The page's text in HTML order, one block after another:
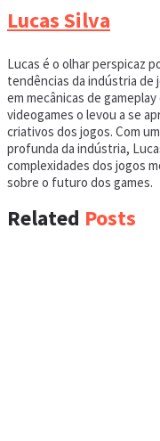
Lucas Silva
Lucas é o olhar perspicaz
tendências da indústria de
em mecânicas de
videogames o levou a se
criativos dos jogos. Com
profunda da indústria,
complexidades dos jogos
sobre o futuro dos games.
Related Posts